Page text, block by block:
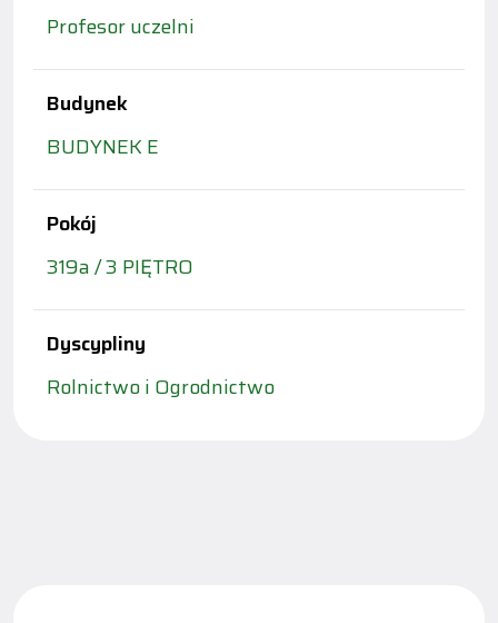
Profesor uczelni
Budynek
BUDYNEK E
Pokój
319a / 3 PIĘTRO
Dyscypliny
Rolnictwo i Ogrodnictwo